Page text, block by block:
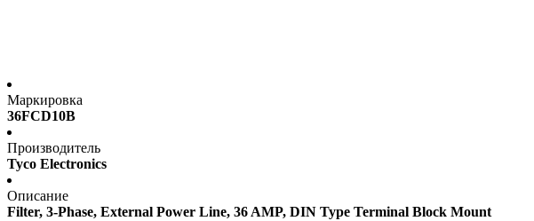
Маркировка
36FCD10B
Производитель
Tyco Electronics
Описание
Filter, 3-Phase, External Power Line, 36 AMP, DIN Type Terminal Block Mount